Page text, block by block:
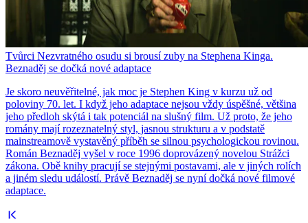
Tvůrci Nezvratného osudu si brousí zuby na Stephena Kinga.
Beznaděj se dočká nové adaptace
Je skoro neuvěřitelné, jak moc je Stephen King v kurzu už od
poloviny 70. let. I když jeho adaptace nejsou vždy úspěšné, většina
jeho předloh skýtá i tak potenciál na slušný film. Už proto, že jeho
romány mají rozeznatelný styl, jasnou strukturu a v podstatě
mainstreamově vystavěný příběh se silnou psychologickou rovinou.
Román Beznaděj vyšel v roce 1996 doprovázený novelou Strážci
zákona. Obě knihy pracují se stejnými postavami, ale v jiných rolích
a jiném sledu událostí. Právě Beznaděj se nyní dočká nové filmové
adaptace.